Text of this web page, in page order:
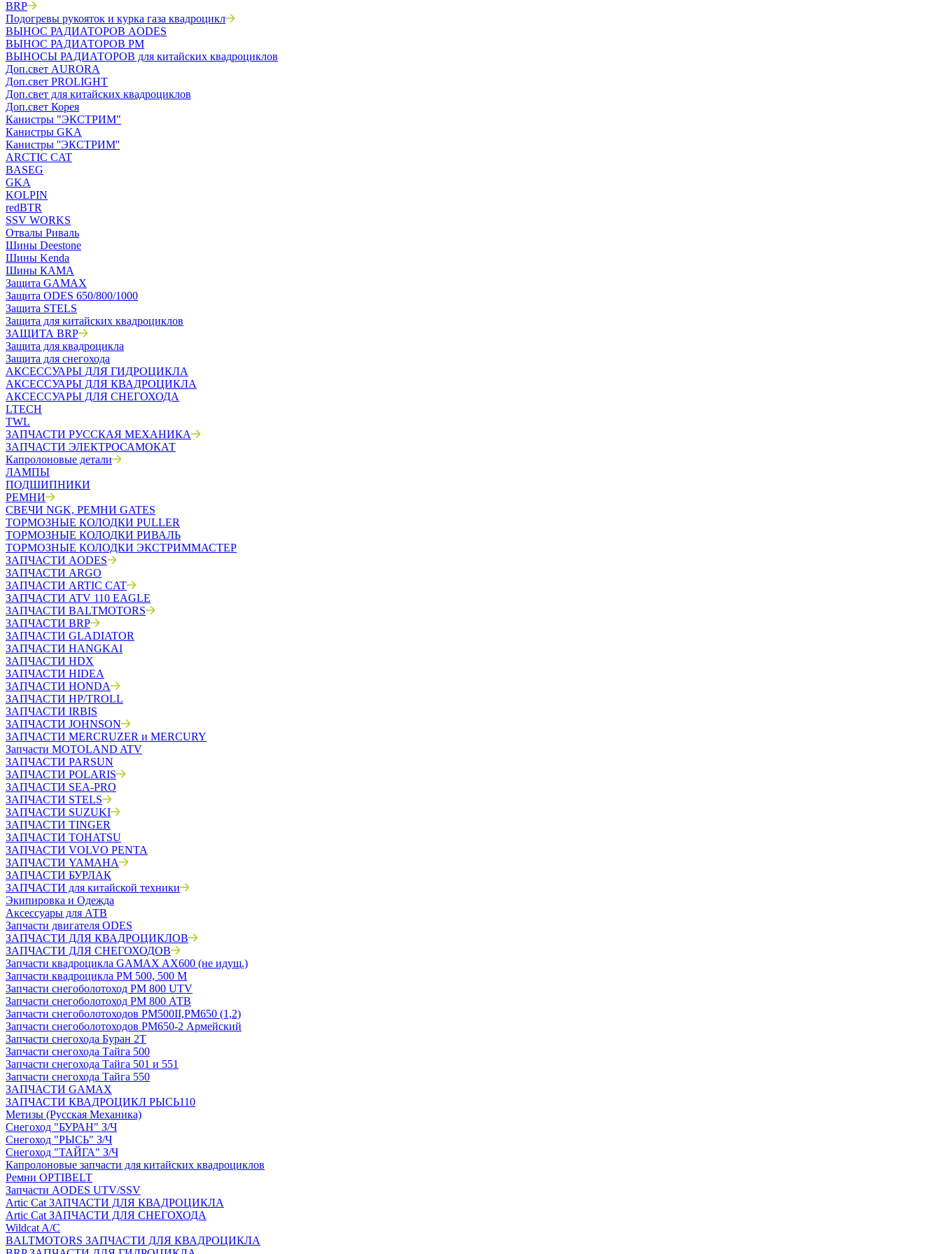
BRP
Подогревы рукояток и курка газа квадроцикл
ВЫНОС РАДИАТОРОВ AODES
ВЫНОС РАДИАТОРОВ РМ
ВЫНОСЫ РАДИАТОРОВ для китайских квадроциклов
Доп.свет AURORA
Доп.свет PROLIGHT
Доп.свет для китайских квадроциклов
Доп.свет Корея
Канистры "ЭКСТРИМ"
Канистры GKA
Канистры ''ЭКСТРИМ''
ARCTIC CAT
BASEG
GKA
KOLPIN
redBTR
SSV WORKS
Отвалы Риваль
Шины Deestone
Шины Kenda
Шины КАМА
Защита GAMAX
Защита ODES 650/800/1000
Защита STELS
Защита для китайских квадроциклов
ЗАЩИТА BRP
Защита для квадроцикла
Защита для снегохода
АКСЕССУАРЫ ДЛЯ ГИДРОЦИКЛА
АКСЕССУАРЫ ДЛЯ КВАДРОЦИКЛА
АКСЕССУАРЫ ДЛЯ СНЕГОХОДА
LTECH
TWL
ЗАПЧАСТИ РУССКАЯ МЕХАНИКА
ЗАПЧАСТИ ЭЛЕКТРОСАМОКАТ
Капролоновые детали
ЛАМПЫ
ПОДШИПНИКИ
РЕМНИ
СВЕЧИ NGK, РЕМНИ GATES
ТОРМОЗНЫЕ КОЛОДКИ PULLER
ТОРМОЗНЫЕ КОЛОДКИ РИВАЛЬ
ТОРМОЗНЫЕ КОЛОДКИ ЭКСТРИММАСТЕР
ЗАПЧАСТИ AODES
ЗАПЧАСТИ ARGO
ЗАПЧАСТИ ARTIC CAT
ЗАПЧАСТИ ATV 110 EAGLE
ЗАПЧАСТИ BALTMOTORS
ЗАПЧАСТИ BRP
ЗАПЧАСТИ GLADIATOR
ЗАПЧАСТИ HANGKAI
ЗАПЧАСТИ HDX
ЗАПЧАСТИ HIDEA
ЗАПЧАСТИ HONDA
ЗАПЧАСТИ HP/TROLL
ЗАПЧАСТИ IRBIS
ЗАПЧАСТИ JOHNSON
ЗАПЧАСТИ MERCRUZER и MERCURY
Запчасти MOTOLAND ATV
ЗАПЧАСТИ PARSUN
ЗАПЧАСТИ POLARIS
ЗАПЧАСТИ SEA-PRO
ЗАПЧАСТИ STELS
ЗАПЧАСТИ SUZUKI
ЗАПЧАСТИ TINGER
ЗАПЧАСТИ TOHATSU
ЗАПЧАСТИ VOLVO PENTA
ЗАПЧАСТИ YAMAHA
ЗАПЧАСТИ БУРЛАК
ЗАПЧАСТИ для китайской техники
Экипировка и Одежда
Аксессуары для АТВ
Запчасти двигателя ODES
ЗАПЧАСТИ ДЛЯ КВАДРОЦИКЛОВ
ЗАПЧАСТИ ДЛЯ СНЕГОХОДОВ
Запчасти квадроцикла GAMAX AX600 (не идущ.)
Запчасти квадроцикла РМ 500, 500 М
Запчасти снегоболотоход РМ 800 UTV
Запчасти снегоболотоход РМ 800 АТВ
Запчасти снегоболотоходов РМ500II,РМ650 (1,2)
Запчасти снегоболотоходов РМ650-2 Армейский
Запчасти снегохода Буран 2Т
Запчасти снегохода Тайга 500
Запчасти снегохода Тайга 501 и 551
Запчасти снегохода Тайга 550
ЗАПЧАСТИ GAMAX
ЗАПЧАСТИ КВАДРОЦИКЛ РЫСЬ110
Метизы (Русская Механика)
Снегоход "БУРАН" З/Ч
Снегоход "РЫСЬ" З/Ч
Снегоход "ТАЙГА" З/Ч
Капролоновые запчасти для китайских квадроциклов
Ремни OPTIBELT
Запчасти AODES UTV/SSV
Artic Cat ЗАПЧАСТИ ДЛЯ КВАДРОЦИКЛА
Artic Cat ЗАПЧАСТИ ДЛЯ СНЕГОХОДА
Wildcat A/C
BALTMOTORS ЗАПЧАСТИ ДЛЯ КВАДРОЦИКЛА